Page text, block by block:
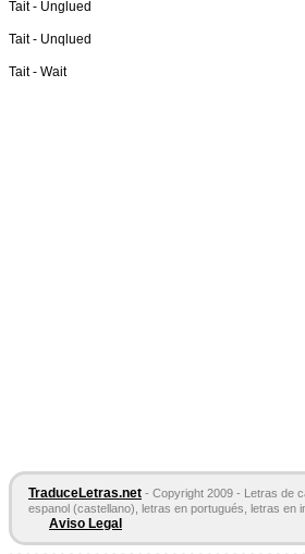
Tait - Unglued
Tait - Unqlued
Tait - Wait
TraduceLetras.net - Copyright 2009 - Letras de
espanol (castellano), letras en portugués, letras en
Aviso Legal